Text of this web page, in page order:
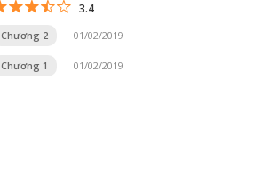
3.4
Chương 2 01/02/2019
Chương 1 01/02/2019